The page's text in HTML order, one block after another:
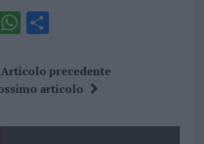
W
at
s
p
S
a
re
Articolo precedente
articolo